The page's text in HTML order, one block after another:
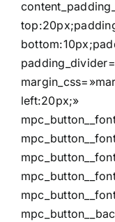
left:20px;»